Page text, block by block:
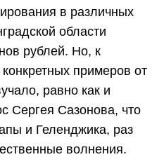
в различных
области
рублей. Но, к
примеров от
равно как и
Сергея Сазонова, что
и Геленджика, раз
волнения.